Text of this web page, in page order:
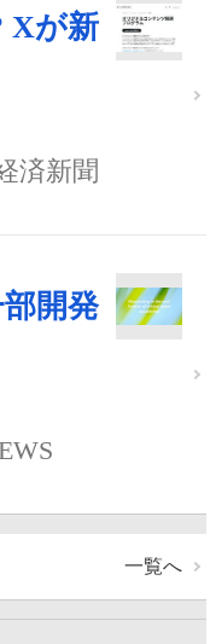
Xが新
済新聞
開発
一覧へ